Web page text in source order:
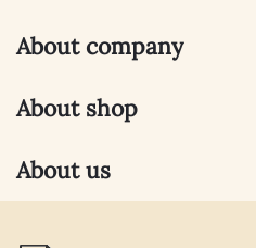
About company
About shop
About us